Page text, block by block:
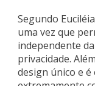
Segundo
uma vez que
independente
privacidade.
design único e